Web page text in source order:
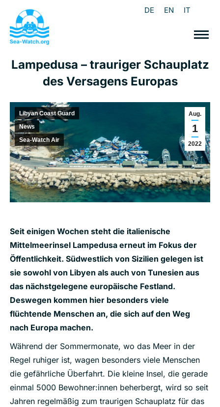
DE EN IT
Lampedusa – trauriger Schauplatz
des Versagens Europas
Aug.
1
2022
Libyan Coast Guard
News
Sea-Watch Air
Seit einigen Wochen steht die italienische
Mittelmeerinsel Lampedusa erneut im Fokus der
Öffentlichkeit. Südwestlich von Sizilien gelegen ist
sie sowohl von Libyen als auch von Tunesien aus
das nächstgelegene europäische Festland.
Deswegen kommen hier besonders viele
flüchtende Menschen an, die sich auf den Weg
nach Europa machen.
Während der Sommermonate, wo das Meer in der
Regel ruhiger ist, wagen besonders viele Menschen
die gefährliche Überfahrt. Die kleine Insel, die gerade
einmal 5000 Bewohner:innen beherbergt, wird so seit
Jahren regelmäßig zum traurigen Schauplatz für das